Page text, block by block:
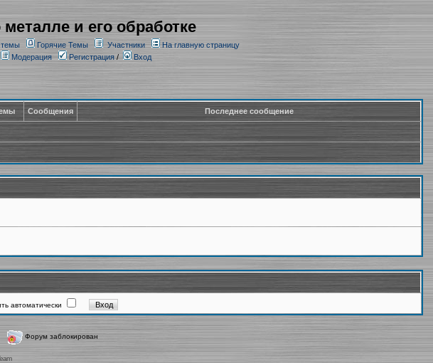
и его обработке
Горячие Темы Участники
На главную страницу
Модерация
Регистрация/ Вход
Сообщения Последнее сообщение
автоматически
Форум заблокирован